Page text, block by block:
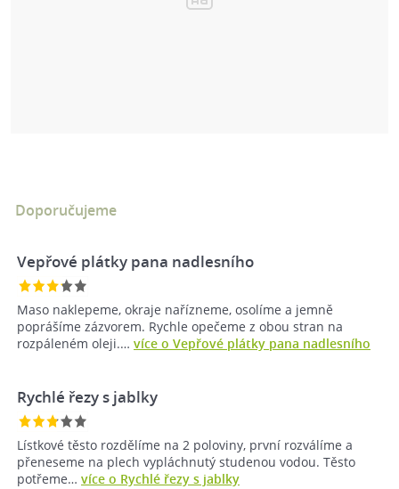
Doporučujeme
Vepřové plátky pana nadlesního
Maso naklepeme, okraje nařízneme, osolíme a jemně
poprášíme zázvorem. Rychle opečeme z obou stran na
rozpáleném oleji.… více o Vepřové plátky pana nadlesního
Rychlé řezy s jablky
Lístkové těsto rozdělíme na 2 poloviny, první rozválíme a
přeneseme na plech vypláchnutý studenou vodou. Těsto
potřeme… více o Rychlé řezy s jablky